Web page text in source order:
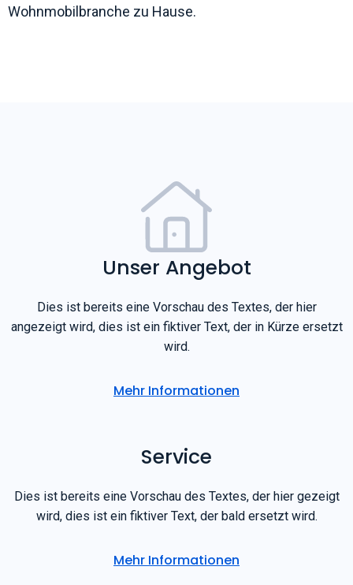
Wohnmobilbranche zu Hause.
Unser Angebot
Dies ist bereits eine Vorschau des Textes, der hier
angezeigt wird, dies ist ein fiktiver Text, der in Kürze ersetzt
wird.
Mehr Informationen
Service
Dies ist bereits eine Vorschau des Textes, der hier gezeigt
wird, dies ist ein fiktiver Text, der bald ersetzt wird.
Mehr Informationen